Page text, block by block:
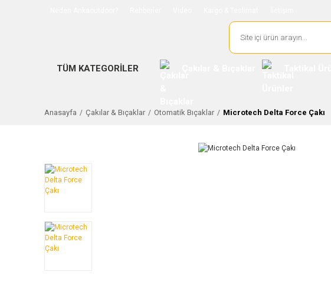
TÜM KATEGORİLER
Anasayfa Çakılar & Bıçaklar Otomatik Bıçaklar Microtech Delta Force Çakı